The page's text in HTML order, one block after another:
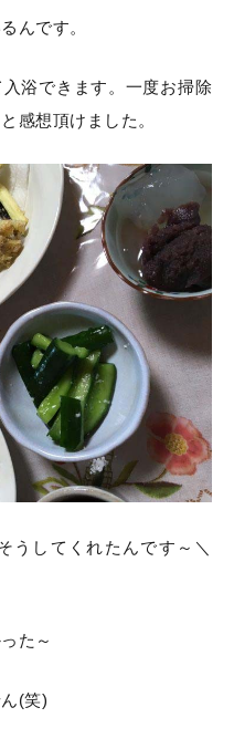
んです。
浴できます。一度お掃除
感想頂けました。
うしてくれたんです～＼
た～
(笑)